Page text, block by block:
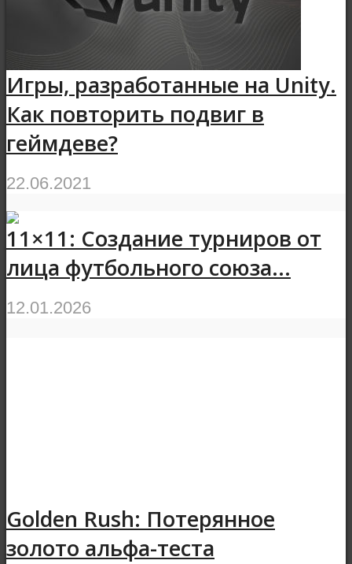
Игры, разработанные на Unity.
Как повторить подвиг в
геймдеве?
22.06.2021
11×11: Создание турниров от
лица футбольного союза...
12.01.2026
Golden Rush: Потерянное
золото альфа-теста